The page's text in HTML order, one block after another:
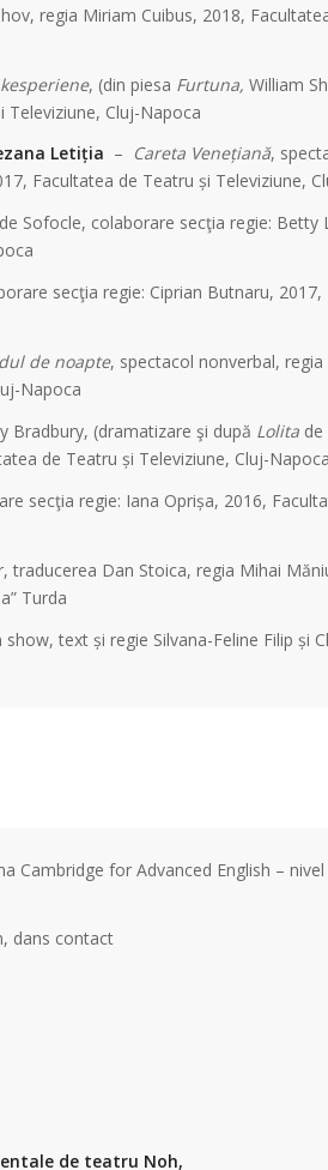
regia Miriam Cuibus, 2018,
, (din piesa Furtuna, William
Televiziune, Cluj-Napoca
Letiția – Careta Venețiană,
Facultatea de Teatru și Televiziune,
de Sofocle, colaborare secţia regie: Betty
secţia regie: Ciprian Butnaru, 2017,
de noapte, spectacol nonverbal, regia
Napoca
Bradbury, (dramatizare şi după Lolita de
de Teatru și Televiziune, Cluj-Napoca
secţia regie: Iana Oprișa, 2016,
traducerea Dan Stoica, regia Mihai
Turda
text și regie Silvana-Feline Filip și
Cambridge for Advanced English – nivel
dans contact
de teatru Noh,